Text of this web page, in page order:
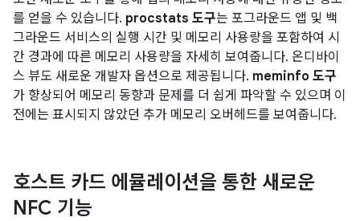
를 얻을 수 있습니다. procstats 도구는 포그라운드 앱 및 백
그라운드 서비스의 실행 시간 및 메모리 사용량을 포함하여 시
간 경과에 따른 메모리 사용량을 자세히 보여줍니다. 온디바이
스 뷰도 새로운 개발자 옵션으로 제공됩니다. meminfo 도구
가 향상되어 메모리 동향과 문제를 더 쉽게 파악할 수 있으며 이
전에는 표시되지 않았던 추가 메모리 오버헤드를 보여줍니다.
호스트 카드 에뮬레이션을 통한 새로운
NFC 기능